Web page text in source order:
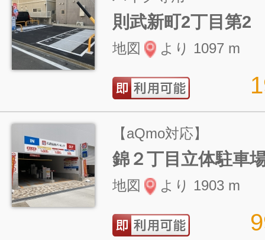
則武新町2丁目第2
地図 より 1097 m
【aQmo対応】
錦２丁目立体駐車
地図 より 1903 m